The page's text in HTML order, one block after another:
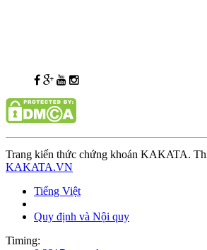
Trang kiến thức chứng khoán KAKATA.
KAKATA.VN
Tiếng Việt
Quy định và Nội quy
Timing: